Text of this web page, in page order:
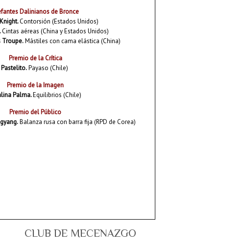
Dalinianos de Bronce
Contorsión (Estados Unidos)
Cintas aéreas (China y Estados Unidos)
Troupe.Mástiles con cama elástica (China)
Premio de la Crítica
Pastelito.Payaso (Chile)
Premio de la Imagen
Palma.Equilibrios (Chile)
Premio del Público
Balanza rusa con barra fija (RPD de Corea)
CLUB DE MECENAZGO